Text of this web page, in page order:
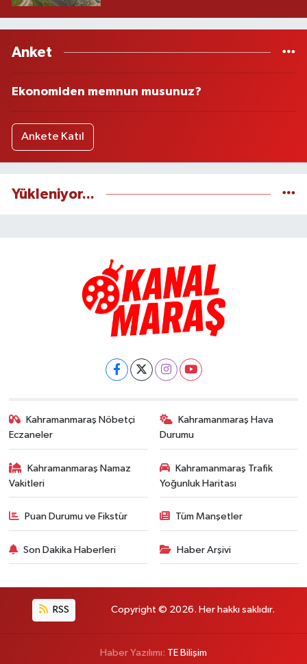
Anket
Ekonomiden memnun musunuz?
Ankete Katıl
Yükleniyor...
Kahramanmaraş Nöbetçi
Eczaneler
Kahramanmaraş Hava
Durumu
Kahramanmaraş Namaz
Vakitleri
Kahramanmaraş Trafik
Yoğunluk Haritası
Puan Durumu ve Fikstür Tüm Manşetler
Son Dakika Haberleri Haber Arşivi
RSS Copyright © 2026. Her hakkı saklıdır.
Haber Yazılımı: TE Bilişim